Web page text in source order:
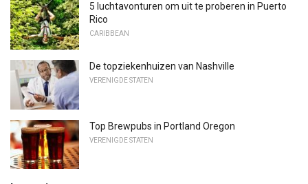
5 luchtavonturen om uit te proberen in Puerto
Rico
CARIBBEAN
De topziekenhuizen van Nashville
VERENIGDE STATEN
Top Brewpubs in Portland Oregon
VERENIGDE STATEN